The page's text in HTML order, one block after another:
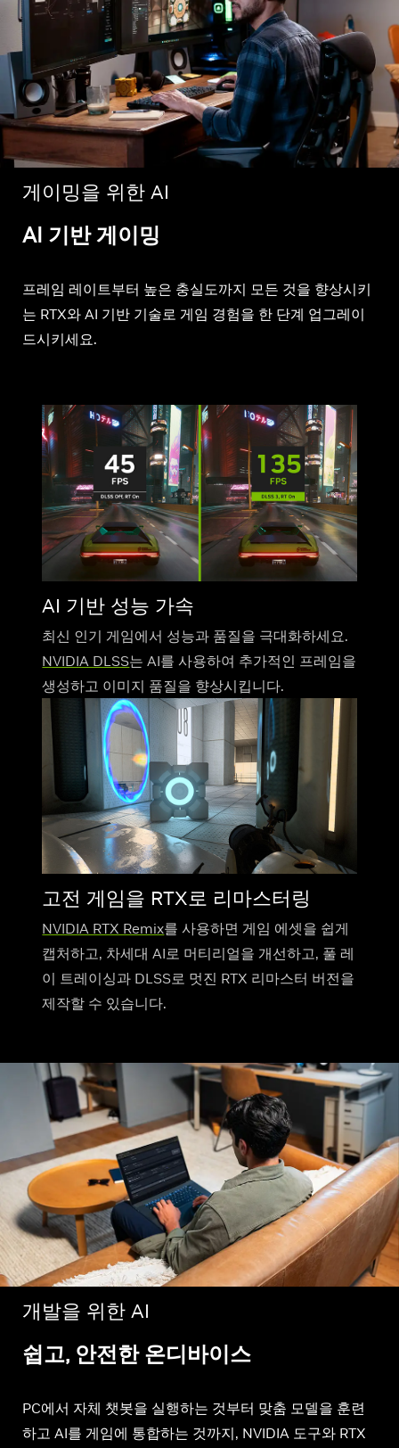
게이밍을 위한 AI
AI 기반 게이밍
프레임 레이트부터 높은 충실도까지 모든 것을 향상시키
는 RTX와 AI 기반 기술로 게임 경험을 한 단계 업그레이
드시키세요.
AI 기반 성능 가속
최신 인기 게임에서 성능과 품질을 극대화하세요.
NVIDIA DLSS는 AI를 사용하여 추가적인 프레임을
생성하고 이미지 품질을 향상시킵니다.
고전 게임을 RTX로 리마스터링
NVIDIA RTX Remix를 사용하면 게임 에셋을 쉽게
캡처하고, 차세대 AI로 머티리얼을 개선하고, 풀 레
이 트레이싱과 DLSS로 멋진 RTX 리마스터 버전을
제작할 수 있습니다.
개발을 위한 AI
쉽고, 안전한 온디바이스
PC에서 자체 챗봇을 실행하는 것부터 맞춤 모델을 훈련
하고 AI를 게임에 통합하는 것까지, NVIDIA 도구와 RTX